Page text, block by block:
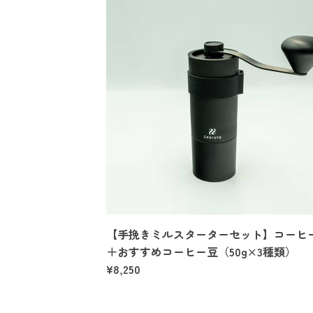
【手挽きミルスターターセット】コーヒ
＋おすすめコーヒー豆（50g×3種類）
¥8,250